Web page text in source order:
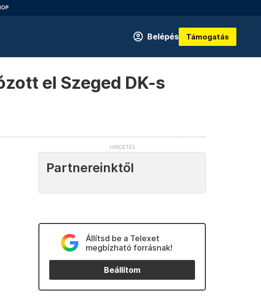
Belépés Támogatás
el Szeged DK-s
Partnereinktől
Állítsd be a Telexet
megbízható forrásnak!
Beállítom